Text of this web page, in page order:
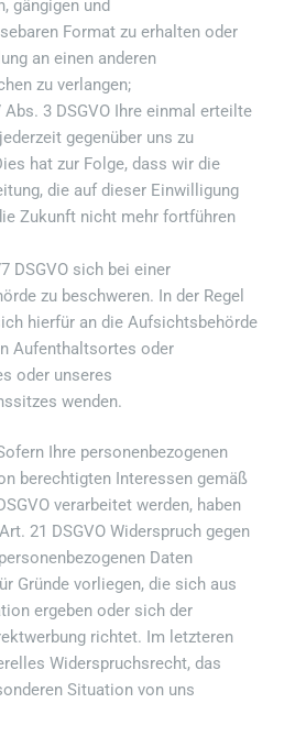
gängigen und
Format zu erhalten oder
an einen anderen
zu verlangen;
3 DSGVO Ihre einmal erteilte
gegenüber uns zu
hat zur Folge, dass wir die
die auf dieser Einwilligung
Zukunft nicht mehr fortführen
DSGVO sich bei einer
zu beschweren. In der Regel
hierfür an die Aufsichtsbehörde
Aufenthaltsortes oder
oder unseres
wenden.
Ihre personenbezogenen
berechtigten Interessen gemäß
verarbeitet werden, haben
21 DSGVO Widerspruch gegen
Daten
Gründe vorliegen, die sich aus
ergeben oder sich der
richtet. Im letzteren
Widerspruchsrecht, das
Situation von uns